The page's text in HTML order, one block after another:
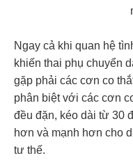
Ngay cả khi quan hệ
khiến thai phụ chuyển
gặp phải các cơn co
phân biệt với các cơn
đều đặn, kéo dài từ 30
hơn và mạnh hơn cho
tư thế.